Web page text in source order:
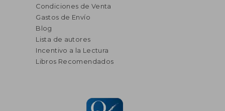
Condiciones de Venta
Gastos de Envío
Blog
Lista de autores
Incentivo a la Lectura
Libros Recomendados